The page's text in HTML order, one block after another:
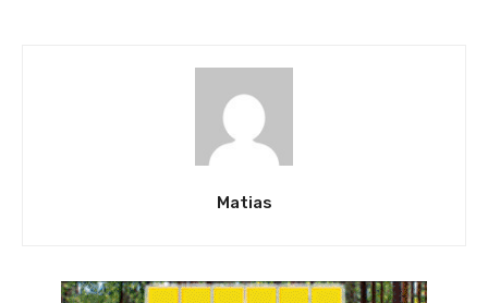
Matias